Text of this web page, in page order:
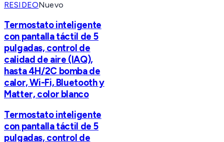
RESIDEONuevo
Termostato inteligente
con pantalla táctil de 5
pulgadas, control de
calidad de aire (IAQ),
hasta 4H/2C bomba de
calor, Wi-Fi, Bluetooth y
Matter, color blanco
Termostato inteligente
con pantalla táctil de 5
pulgadas, control de